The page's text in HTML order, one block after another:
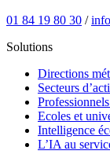
01 84 19 80 30 /
Solutions
Directions
Secteurs
Ecoles et
Intelligence
L’IA au